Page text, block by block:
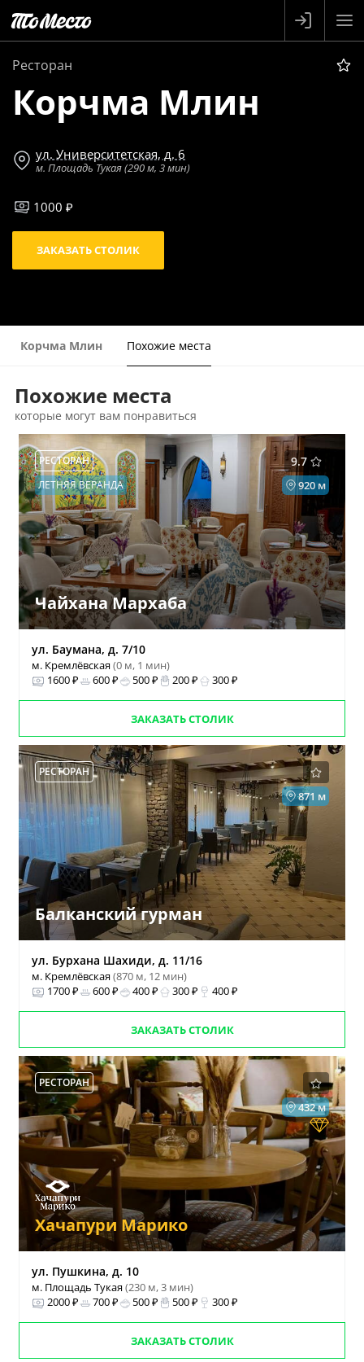
Ресторан
Корчма Млин
ул. Университетская, д. 6
м. Площадь Тукая (290 м, 3 мин)
1000 ₽
ЗАКАЗАТЬ СТОЛИК
Корчма Млин Похожие места
Похожие места
которые могут вам понравиться
9.7
РЕСТОРАН
920 м
ЛЕТНЯЯ ВЕРАНДА
Чайхана Мархаба
ул. Баумана, д. 7/10
м. Кремлёвская(0 м, 1 мин)
1600 ₽
600 ₽ 500 ₽ 200 ₽ 300 ₽
ЗАКАЗАТЬ СТОЛИК
РЕСТОРАН
871 м
Балканский гурман
ул. Бурхана Шахиди, д. 11/16
м. Кремлёвская(870 м, 12 мин)
1700 ₽
600 ₽ 400 ₽ 300 ₽ 400 ₽
ЗАКАЗАТЬ СТОЛИК
РЕСТОРАН
432 м
Хачапури Марико
ул. Пушкина, д. 10
м. Площадь Тукая(230 м, 3 мин)
2000 ₽
700 ₽ 500 ₽ 500 ₽ 300 ₽
ЗАКАЗАТЬ СТОЛИК